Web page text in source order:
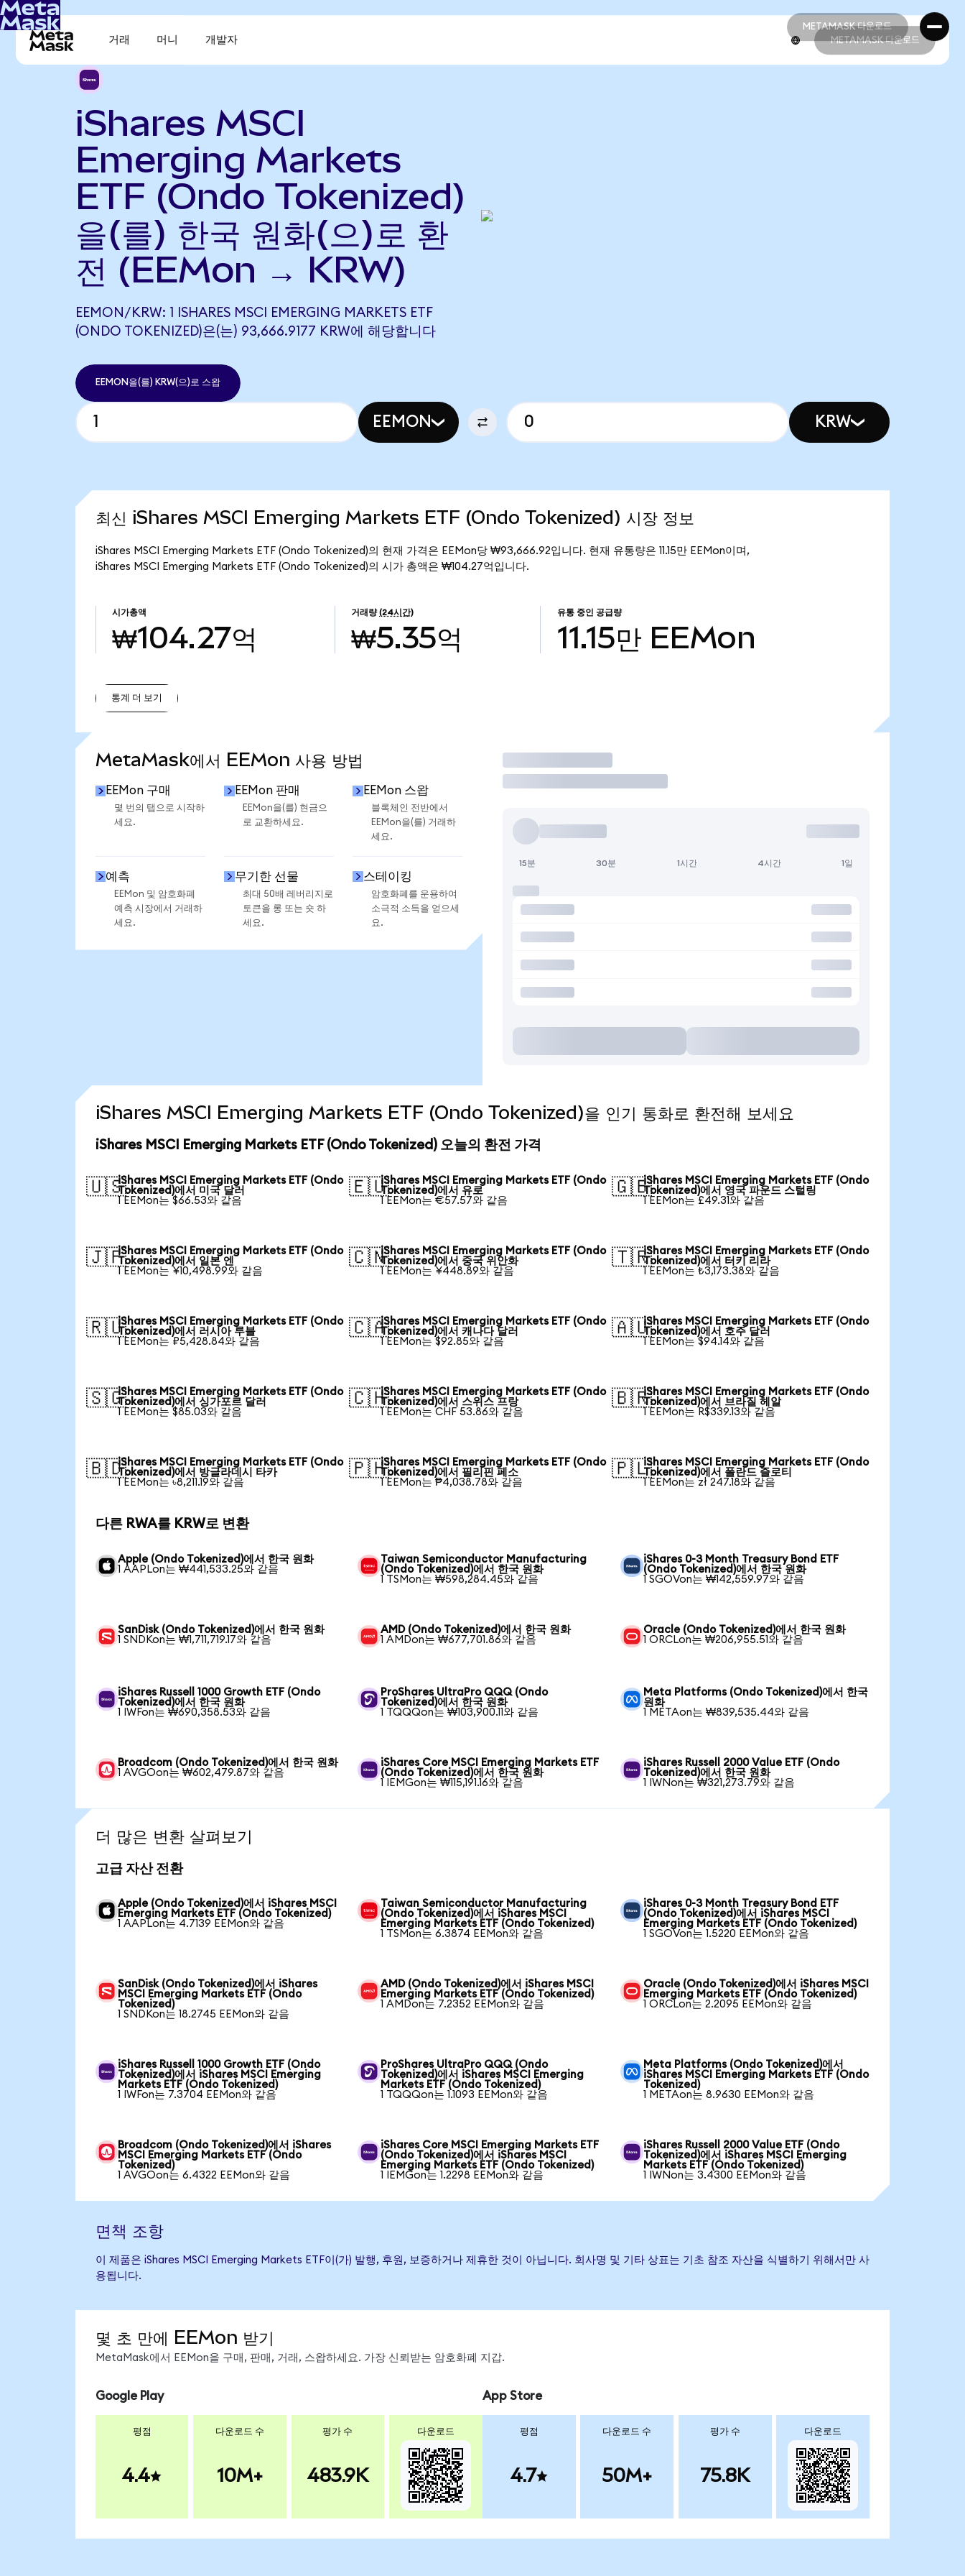
METAMASK 다운로드
METAMASK 다운로드
거래 머니 개발자 METAMASK 다운로드
iShares MSCI
Emerging Markets
ETF (Ondo Tokenized)
을(를) 한국 원화(으)로 환
전 (EEMon → KRW)
EEMON/KRW: 1 ISHARES MSCI EMERGING MARKETS ETF
(ONDO TOKENIZED)은(는) 93,666.9177 KRW에 해당합니다
EEMON을(를) KRW(으)로 스왑
EEMON KRW
최신 iShares MSCI Emerging Markets ETF (Ondo Tokenized) 시장 정보
iShares MSCI Emerging Markets ETF (Ondo Tokenized)의 현재 가격은 EEMon당 ₩93,666.92입니다. 현재 유통량은 11.15만 EEMon이며,
iShares MSCI Emerging Markets ETF (Ondo Tokenized)의 시가 총액은 ₩104.27억입니다.
시가총액
₩104.27억
거래량 (24시간)
₩5.35억
유통 중인 공급량
11.15만 EEMon
통계 더 보기
MetaMask에서 EEMon 사용 방법
EEMon 구매
몇 번의 탭으로 시작하
세요.
EEMon 판매
EEMon을(를) 현금으
로 교환하세요.
EEMon 스왑
블록체인 전반에서
EEMon을(를) 거래하
세요.
예측
EEMon 및 암호화폐
예측 시장에서 거래하
세요.
무기한 선물
최대 50배 레버리지로
토큰을 롱 또는 숏 하
세요.
스테이킹
암호화폐를 운용하여
소극적 소득을 얻으세
요.
거래
15분 30분 1시간 4시간 1일
iShares MSCI Emerging Markets ETF (Ondo Tokenized)을 인기 통화로 환전해 보세요
iShares MSCI Emerging Markets ETF (Ondo Tokenized) 오늘의 환전 가격
🇺🇸iShares MSCI Emerging Markets ETF (Ondo
Tokenized)에서 미국 달러
1 EEMon는 $66.53와 같음
🇪🇺iShares MSCI Emerging Markets ETF (Ondo
Tokenized)에서 유로
1 EEMon는 €57.57와 같음
🇬🇧iShares MSCI Emerging Markets ETF (Ondo
Tokenized)에서 영국 파운드 스털링
1 EEMon는 £49.31와 같음
🇯🇵iShares MSCI Emerging Markets ETF (Ondo
Tokenized)에서 일본 엔
1 EEMon는 ¥10,498.99와 같음
🇨🇳iShares MSCI Emerging Markets ETF (Ondo
Tokenized)에서 중국 위안화
1 EEMon는 ¥448.89와 같음
🇹🇷iShares MSCI Emerging Markets ETF (Ondo
Tokenized)에서 터키 리라
1 EEMon는 ₺3,173.38와 같음
🇷🇺iShares MSCI Emerging Markets ETF (Ondo
Tokenized)에서 러시아 루블
1 EEMon는 ₽5,428.84와 같음
🇨🇦iShares MSCI Emerging Markets ETF (Ondo
Tokenized)에서 캐나다 달러
1 EEMon는 $92.85와 같음
🇦🇺iShares MSCI Emerging Markets ETF (Ondo
Tokenized)에서 호주 달러
1 EEMon는 $94.14와 같음
🇸🇬iShares MSCI Emerging Markets ETF (Ondo
Tokenized)에서 싱가포르 달러
1 EEMon는 $85.03와 같음
🇨🇭iShares MSCI Emerging Markets ETF (Ondo
Tokenized)에서 스위스 프랑
1 EEMon는 CHF 53.86와 같음
🇧🇷iShares MSCI Emerging Markets ETF (Ondo
Tokenized)에서 브라질 헤알
1 EEMon는 R$339.13와 같음
🇧🇩iShares MSCI Emerging Markets ETF (Ondo
Tokenized)에서 방글라데시 타카
1 EEMon는 ৳8,211.19와 같음
🇵🇭iShares MSCI Emerging Markets ETF (Ondo
Tokenized)에서 필리핀 페소
1 EEMon는 ₱4,038.78와 같음
🇵🇱iShares MSCI Emerging Markets ETF (Ondo
Tokenized)에서 폴란드 즐로티
1 EEMon는 zł 247.18와 같음
다른 RWA를 KRW로 변환
Apple (Ondo Tokenized)에서 한국 원화
1 AAPLon는 ₩441,533.25와 같음
Taiwan Semiconductor Manufacturing
(Ondo Tokenized)에서 한국 원화
1 TSMon는 ₩598,284.45와 같음
iShares 0-3 Month Treasury Bond ETF
(Ondo Tokenized)에서 한국 원화
1 SGOVon는 ₩142,559.97와 같음
SanDisk (Ondo Tokenized)에서 한국 원화
1 SNDKon는 ₩1,711,719.17와 같음
AMD (Ondo Tokenized)에서 한국 원화
1 AMDon는 ₩677,701.86와 같음
Oracle (Ondo Tokenized)에서 한국 원화
1 ORCLon는 ₩206,955.51와 같음
iShares Russell 1000 Growth ETF (Ondo
Tokenized)에서 한국 원화
1 IWFon는 ₩690,358.53와 같음
ProShares UltraPro QQQ (Ondo
Tokenized)에서 한국 원화
1 TQQQon는 ₩103,900.11와 같음
Meta Platforms (Ondo Tokenized)에서 한국
원화
1 METAon는 ₩839,535.44와 같음
Broadcom (Ondo Tokenized)에서 한국 원화
1 AVGOon는 ₩602,479.87와 같음
iShares Core MSCI Emerging Markets ETF
(Ondo Tokenized)에서 한국 원화
1 IEMGon는 ₩115,191.16와 같음
iShares Russell 2000 Value ETF (Ondo
Tokenized)에서 한국 원화
1 IWNon는 ₩321,273.79와 같음
더 많은 변환 살펴보기
고급 자산 전환
Apple (Ondo Tokenized)에서 iShares MSCI
Emerging Markets ETF (Ondo Tokenized)
1 AAPLon는 4.7139 EEMon와 같음
Taiwan Semiconductor Manufacturing
(Ondo Tokenized)에서 iShares MSCI
Emerging Markets ETF (Ondo Tokenized)
1 TSMon는 6.3874 EEMon와 같음
iShares 0-3 Month Treasury Bond ETF
(Ondo Tokenized)에서 iShares MSCI
Emerging Markets ETF (Ondo Tokenized)
1 SGOVon는 1.5220 EEMon와 같음
SanDisk (Ondo Tokenized)에서 iShares
MSCI Emerging Markets ETF (Ondo
Tokenized)
1 SNDKon는 18.2745 EEMon와 같음
AMD (Ondo Tokenized)에서 iShares MSCI
Emerging Markets ETF (Ondo Tokenized)
1 AMDon는 7.2352 EEMon와 같음
Oracle (Ondo Tokenized)에서 iShares MSCI
Emerging Markets ETF (Ondo Tokenized)
1 ORCLon는 2.2095 EEMon와 같음
iShares Russell 1000 Growth ETF (Ondo
Tokenized)에서 iShares MSCI Emerging
Markets ETF (Ondo Tokenized)
1 IWFon는 7.3704 EEMon와 같음
ProShares UltraPro QQQ (Ondo
Tokenized)에서 iShares MSCI Emerging
Markets ETF (Ondo Tokenized)
1 TQQQon는 1.1093 EEMon와 같음
Meta Platforms (Ondo Tokenized)에서
iShares MSCI Emerging Markets ETF (Ondo
Tokenized)
1 METAon는 8.9630 EEMon와 같음
Broadcom (Ondo Tokenized)에서 iShares
MSCI Emerging Markets ETF (Ondo
Tokenized)
1 AVGOon는 6.4322 EEMon와 같음
iShares Core MSCI Emerging Markets ETF
(Ondo Tokenized)에서 iShares MSCI
Emerging Markets ETF (Ondo Tokenized)
1 IEMGon는 1.2298 EEMon와 같음
iShares Russell 2000 Value ETF (Ondo
Tokenized)에서 iShares MSCI Emerging
Markets ETF (Ondo Tokenized)
1 IWNon는 3.4300 EEMon와 같음
면책 조항
이 제품은 iShares MSCI Emerging Markets ETF이(가) 발행, 후원, 보증하거나 제휴한 것이 아닙니다. 회사명 및 기타 상표는 기초 참조 자산을 식별하기 위해서만 사
용됩니다.
몇 초 만에 EEMon 받기
MetaMask에서 EEMon을 구매, 판매, 거래, 스왑하세요. 가장 신뢰받는 암호화폐 지갑.
Google Play
평점
4.4
다운로드 수
10M+
평가 수
483.9K
다운로드
App Store
평점
4.7
다운로드 수
50M+
평가 수
75.8K
다운로드